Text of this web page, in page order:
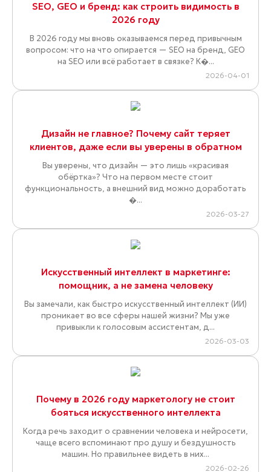
SEO, GEO и бренд: как строить видимость в
2026 году
В 2026 году мы вновь оказываемся перед привычным
вопросом: что на что опирается — SEO на бренд, GEO
на SEO или всё работает в связке? К�...
2026-04-01
Дизайн не главное? Почему сайт теряет
клиентов, даже если вы уверены в обратном
Вы уверены, что дизайн — это лишь «красивая
обёртка»? Что на первом месте стоит
функциональность, а внешний вид можно доработать
�...
2026-03-27
Искусственный интеллект в маркетинге:
помощник, а не замена человеку
Вы замечали, как быстро искусственный интеллект (ИИ)
проникает во все сферы нашей жизни? Мы уже
привыкли к голосовым ассистентам, д...
2026-03-03
Почему в 2026 году маркетологу не стоит
бояться искусственного интеллекта
Когда речь заходит о сравнении человека и нейросети,
чаще всего вспоминают про душу и бездушность
машин. Но правильнее видеть в них...
2026-02-26